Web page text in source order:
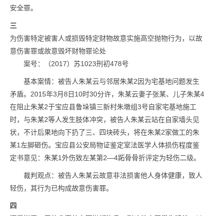
安全罪。
三
为伤害特定被害人或损毁特定财物故意实施高空抛物行为，以故
意伤害罪或故意毁坏财物罪论处
案号：（2017）苏1023刑初478号
基本案情：被告人朱某云与邻居朱某2因为宅基地问题发生
矛盾。2015年3月8日10时30分许，朱某云妻子张某、儿子朱某4
在阻止朱某2于宝应县鲁垛镇三新村朱墩组3号自家宅基地施工
时，与朱某2等人发生肢体冲突，被告人朱某云站在自家墙头见
状，不计后果地向下扔了三、四块砖头，将在朱某2家做工的朱
某1左脚砸伤。宝应县公安局物证鉴定室法医学人体损伤程度鉴
定书意见：朱某1外伤致左某第2—4跖骨骨折评定为轻伤二级。
裁判观点：被告人朱某云故意非法损害他人身体健康，致人
轻伤，其行为已构成故意伤害罪。
四